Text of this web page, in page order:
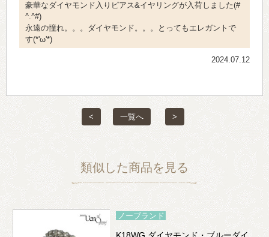
豪華なダイヤモンド入りピアス&イヤリングが入荷しました(#
^.^#)
永遠の憧れ。。。ダイヤモンド。。。とってもエレガントで
す(*'ω'*)
2024.07.12
< 一覧へ >
類似した商品を見る
ノーブランド